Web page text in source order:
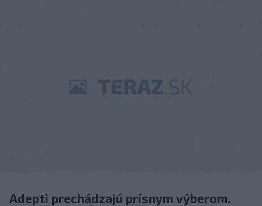
Adepti prechádzajú prísnym výberom.